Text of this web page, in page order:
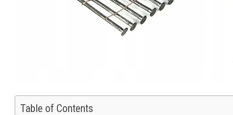
Table of Contents